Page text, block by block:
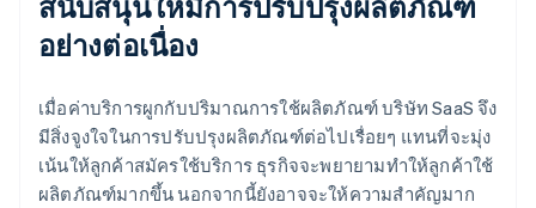
อย่างต่อเนื่อง
เมื่อค่าบริการผูกกับปริมาณการใช้ผลิตภัณฑ์ บริษัท SaaS จึง
มีสิ่งจูงใจในการปรับปรุงผลิตภัณฑ์ต่อไปเรื่อยๆ แทนที่จะมุ่ง
เน้นให้ลูกค้าสมัครใช้บริการ ธุรกิจจะพยายามทำให้ลูกค้าใช้
ผลิตภัณฑ์มากขึ้น นอกจากนี้ยังอาจจะให้ความสําคัญมาก